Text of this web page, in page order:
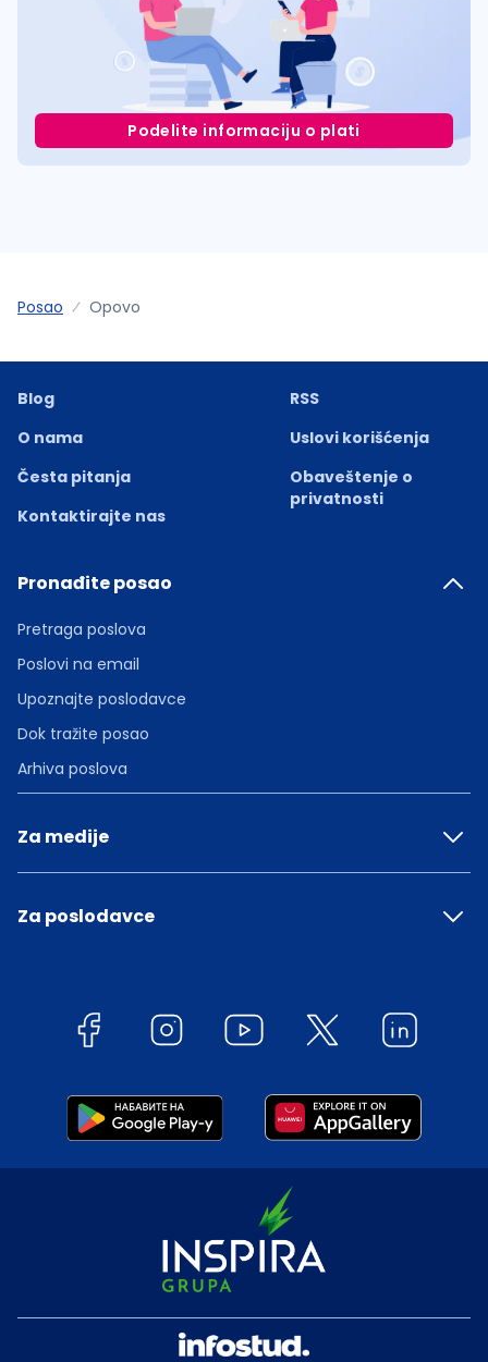
Podelite informaciju o plati
Posao Opovo
Blog
O nama
Česta pitanja
Kontaktirajte nas
RSS
Uslovi korišćenja
Obaveštenje o
privatnosti
Pronađite posao
Pretraga poslova
Poslovi na email
Upoznajte poslodavce
Dok tražite posao
Arhiva poslova
Za medije
Za poslodavce